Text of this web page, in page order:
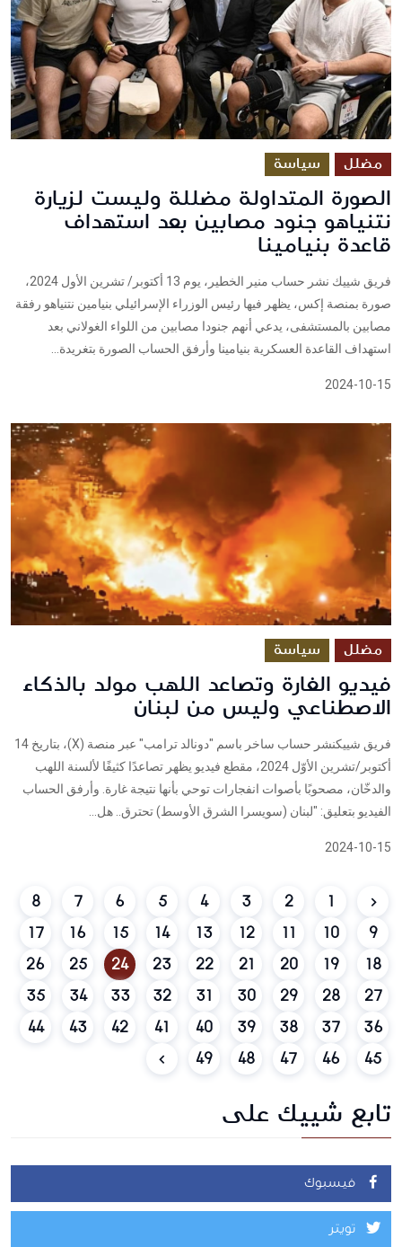
مضلل سياسة
الصورة المتداولة مضللة وليست لزيارة
نتنياهو جنود مصابين بعد استهداف
قاعدة بنيامينا
فريق شييك نشر حساب منير الخطير، يوم 13 أكتوبر/ تشرين الأول 2024،
صورة بمنصة إكس، يظهر فيها رئيس الوزراء الإسرائيلي بنيامين نتنياهو رفقة
مصابين بالمستشفى، يدعي أنهم جنودا مصابين من اللواء الغولاني بعد
استهداف القاعدة العسكرية بنيامينا وأرفق الحساب الصورة بتغريدة...
2024-10-15
مضلل سياسة
فيديو الغارة وتصاعد اللهب مولد بالذكاء
الاصطناعي وليس من لبنان
فريق شييكنشر حساب ساخر باسم "دونالد ترامب" عبر منصة (X)، بتاريخ 14
أكتوبر/تشرين الأوّل 2024، مقطع فيديو يظهر تصاعدًا كثيفًا لألسنة اللهب
والدخّان، مصحوبًا بأصوات انفجارات توحي بأنها نتيجة غارة. وأرفق الحساب
الفيديو بتعليق: "لبنان (سويسرا الشرق الأوسط) تحترق.. هل...
2024-10-15
1
2
3
4
5
6
7
8
9
10
11
12
13
14
15
16
17
18
19
20
21
22
23
24
25
26
27
28
29
30
31
32
33
34
35
36
37
38
39
40
41
42
43
44
45
46
47
48
49
تابع شييك على
فيسبوك
تويتر